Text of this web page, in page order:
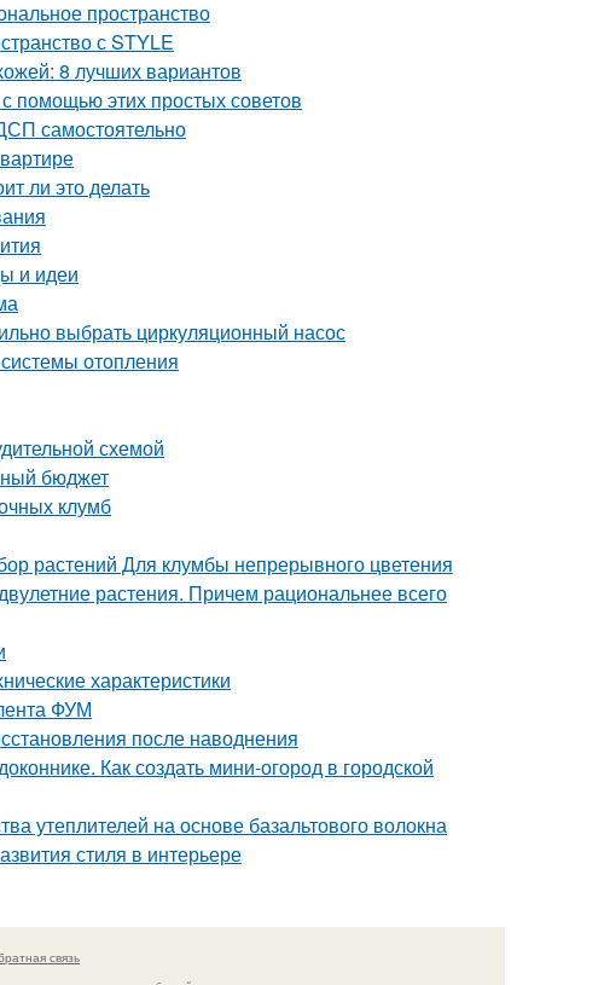
пространство
с STYLE
8 лучших вариантов
помощью этих простых советов
самостоятельно
ли это делать
и идеи
выбрать циркуляционный насос
отопления
схемой
бюджет
клумб
растений Для клумбы непрерывного цветения
растения. Причем рациональнее всего
характеристики
ФУМ
после наводнения
Как создать мини-огород в городской
утеплителей на основе базальтового волокна
стиля в интерьере
связь